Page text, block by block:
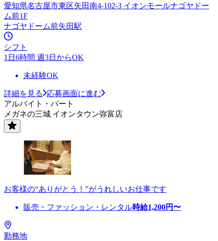
愛知県名古屋市東区矢田南4-102-3 イオンモールナゴヤドー
ム前1F
ナゴヤドーム前矢田駅
シフト
1日6時間 週3日からOK
未経験OK
詳細を見る
応募画面に進む
アルバイト・パート
メガネの三城 イオンタウン弥富店
お客様の“ありがとう！”がうれしいお仕事です
販売・ファッション・レンタル時給1,200円〜
勤務地